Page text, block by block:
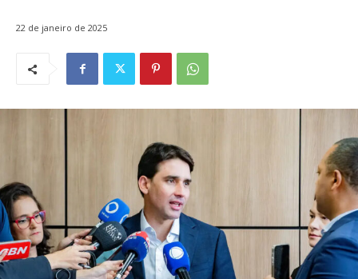
22 de janeiro de 2025